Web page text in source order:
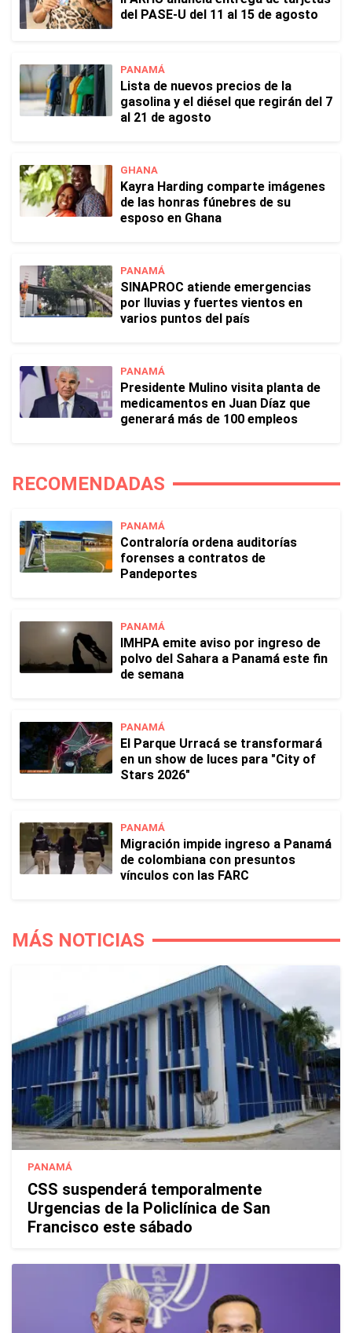
del PASE-U del 11 al 15 de agosto
PANAMÁ
Lista de nuevos precios de la
gasolina y el diésel que regirán del 7
al 21 de agosto
GHANA
Kayra Harding comparte imágenes
de las honras fúnebres de su
esposo en Ghana
PANAMÁ
SINAPROC atiende emergencias
por lluvias y fuertes vientos en
varios puntos del país
PANAMÁ
Presidente Mulino visita planta de
medicamentos en Juan Díaz que
generará más de 100 empleos
RECOMENDADAS
PANAMÁ
Contraloría ordena auditorías
forenses a contratos de
Pandeportes
PANAMÁ
IMHPA emite aviso por ingreso de
polvo del Sahara a Panamá este fin
de semana
PANAMÁ
El Parque Urracá se transformará
en un show de luces para "City of
Stars 2026"
PANAMÁ
Migración impide ingreso a Panamá
de colombiana con presuntos
vínculos con las FARC
MÁS NOTICIAS
PANAMÁ
CSS suspenderá temporalmente
Urgencias de la Policlínica de San
Francisco este sábado